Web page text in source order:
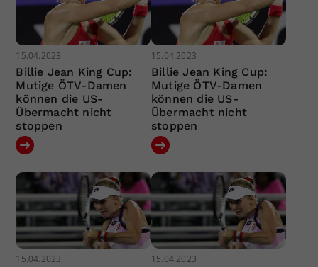
15.04.2023
Billie Jean King Cup:
Mutige ÖTV-Damen
können die US-
Übermacht nicht
stoppen
15.04.2023
Billie Jean King Cup:
Mutige ÖTV-Damen
können die US-
Übermacht nicht
stoppen
15.04.2023 15.04.2023